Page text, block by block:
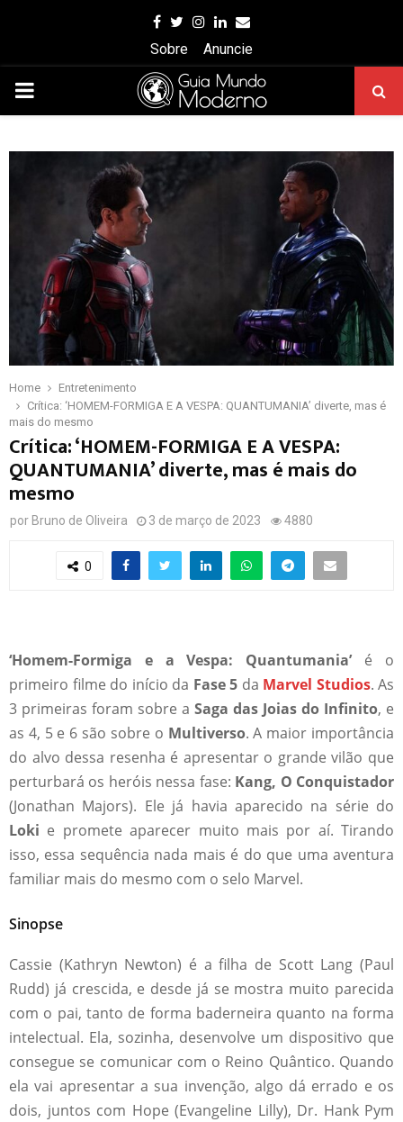
Facebook
Twitter
Instagram
Linkedin
Email
Sobre
Anuncie
PRIMARY
Home
Entretenimento
Crítica: ‘HOMEM-FORMIGA E A VESPA: QUANTUMANIA’ diverte, mas é
mais do mesmo
Crítica: ‘HOMEM-FORMIGA E A VESPA:
QUANTUMANIA’ diverte, mas é mais do
mesmo
por Bruno de Oliveira 3 de março de 2023 4880
0
‘Homem-Formiga e a Vespa: Quantumania’é o
primeiro filme do início da Fase 5 da Marvel Studios. As
3 primeiras foram sobre a Saga das Joias do Infinito, e
as 4, 5 e 6 são sobre o Multiverso. A maior importância
do alvo dessa resenha é apresentar o grande vilão que
perturbará os heróis nessa fase: Kang, O Conquistador
(Jonathan Majors). Ele já havia aparecido na série do
Loki e promete aparecer muito mais por aí. Tirando
isso, essa sequência nada mais é do que uma aventura
familiar mais do mesmo com o selo Marvel.
Sinopse
Cassie (Kathryn Newton) é a filha de Scott Lang (Paul
Rudd) já crescida, e desde já se mostra muito parecida
com o pai, tanto de forma baderneira quanto na forma
intelectual. Ela, sozinha, desenvolve um dispositivo que
consegue se comunicar com o Reino Quântico. Quando
ela vai apresentar a sua invenção, algo dá errado e os
dois, juntos com Hope (Evangeline Lilly), Dr. Hank Pym